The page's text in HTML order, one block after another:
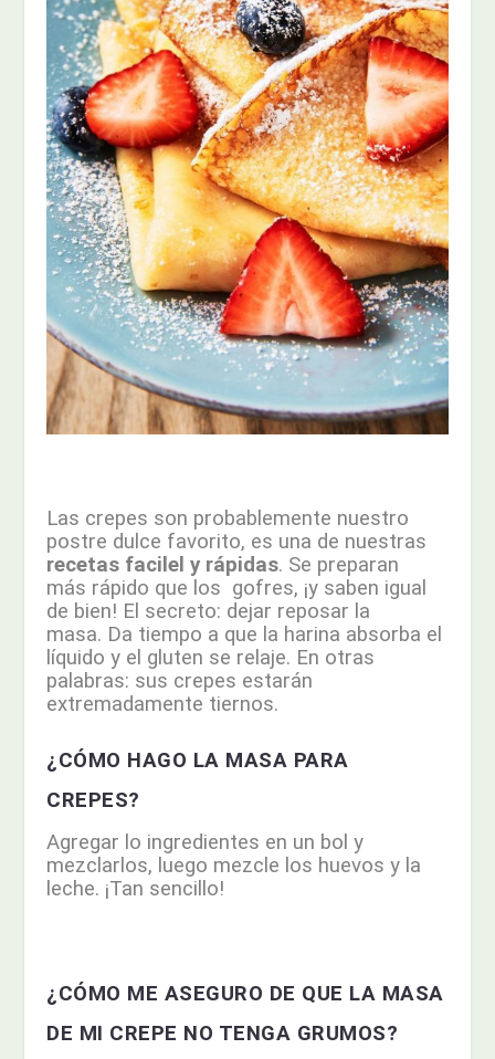
Las crepes son probablemente nuestro
postre dulce favorito, es una de nuestras
recetas facilel y rápidas. Se preparan
más rápido que los gofres, ¡y saben igual
de bien! El secreto: dejar reposar la
masa. Da tiempo a que la harina absorba el
líquido y el gluten se relaje. En otras
palabras: sus crepes estarán
extremadamente tiernos.
¿CÓMO HAGO LA MASA PARA
CREPES?
Agregar lo ingredientes en un bol y
mezclarlos, luego mezcle los huevos y la
leche. ¡Tan sencillo!
¿CÓMO ME ASEGURO DE QUE LA MASA
DE MI CREPE NO TENGA GRUMOS?